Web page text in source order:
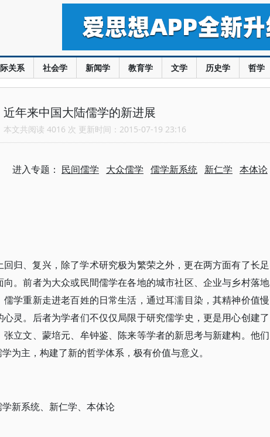
关系 社会学 新闻学 教育学 文学 历史学 哲学
近年来中国大陆儒学的新进展
本文共阅读 4016 次 更新时间：2015-07-19 23:16
进入专题： 民间儒学 大众儒学 儒学新系统 新仁学 本体论
归、复兴，除了学术研究极为繁荣之外，更在两方面有了长足
。前者为大众或民間儒学在各地的城市社区、企业与乡村落地
学重新走进老百姓的日常生活，通过耳濡目染，其精神价值慢
灵。后者为学者们不仅仅局限于研究儒学史，更是用心创建了
立文、蒙培元、牟钟鉴、陈来等学者的新思考与新建构。他们
为主，构建了新的哲学体系，极有价值与意义。
新系统、新仁学、本体论